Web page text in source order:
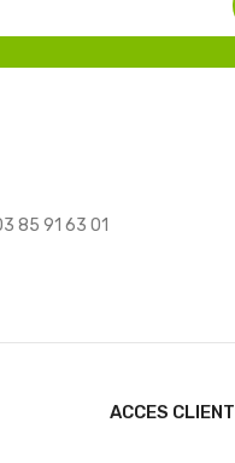
85 91 63 01
ACCES CLIENT